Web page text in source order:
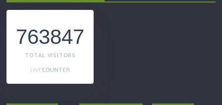
763847
TOTAL VISITORS